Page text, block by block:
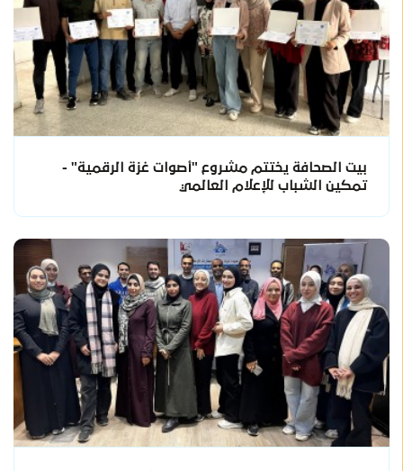
بيت الصحافة يختتم مشروع "أصوات غزة الرقمية" -
تمكين الشباب للإعلام العالمي